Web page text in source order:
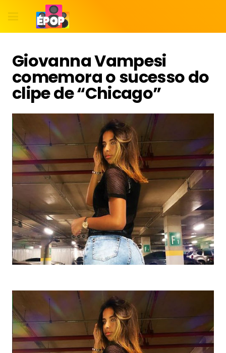
Giovanna Vampesi
comemora o sucesso do
clipe de “Chicago”